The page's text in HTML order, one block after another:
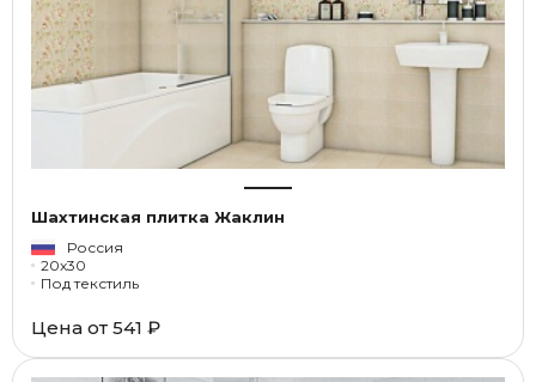
Шахтинская плитка Жаклин
Россия
20x30
Под текстиль
Цена от 541 ₽